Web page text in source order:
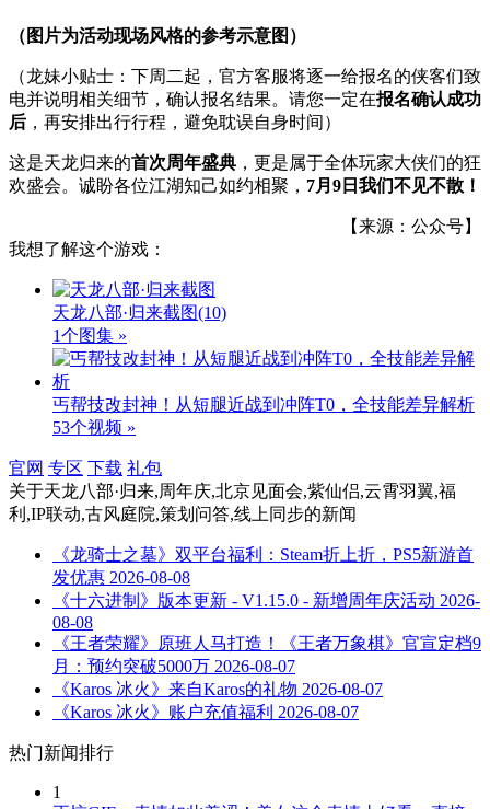
（图片为活动现场风格的参考示意图）
（龙妹小贴士：下周二起，官方客服将逐一给报名的侠客们致
电并说明相关细节，确认报名结果。请您一定在报名确认成功
后 ，再安排出行行程，避免耽误自身时间）
这是天龙归来的首次周年盛典 ，更是属于全体玩家大侠们的狂
欢盛会。诚盼各位江湖知己如约相聚， 7月9日我们不见不散！
【来源：公众号】
我想了解这个游戏：
天龙八部·归来截图(10)
1个图集 »
丐帮技改封神！从短腿近战到冲阵T0，全技能差异解析
53个视频 »
官网 专区 下载 礼包
关于天龙八部·归来,周年庆,北京见面会,紫仙侣,云霄羽翼,福
利,IP联动,古风庭院,策划问答,线上同步的新闻
《龙骑士之墓》双平台福利：Steam折上折，PS5新游首
发优惠 2026-08-08
《十六进制》版本更新 - V1.15.0 - 新增周年庆活动 2026-
08-08
《王者荣耀》原班人马打造！《王者万象棋》官宣定档9
月：预约突破5000万 2026-08-07
《Karos 冰火》来自Karos的礼物 2026-08-07
《Karos 冰火》账户充值福利 2026-08-07
热门新闻排行
1